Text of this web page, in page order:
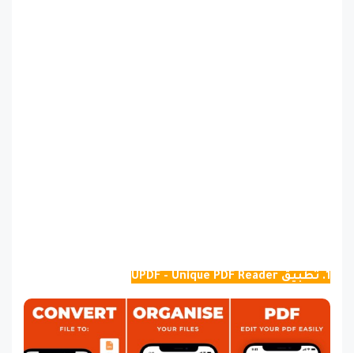
1. تطبيق UPDF - Unique PDF Reader